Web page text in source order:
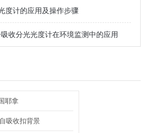
度计的应用及操作步骤
收分光光度计在环境监测中的应用
耶拿
吸收扣背景